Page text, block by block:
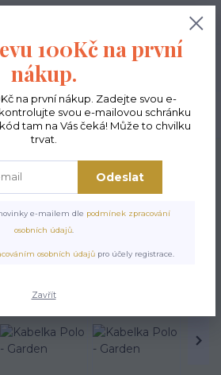
Hledat
0,00 Kč
Polo - Garden
100Kč na první
nákup.
na první nákup. Zadejte svou e-
svou e-mailovou schránku
tam na Vás čeká! Může to chvilku
trvat.
Odeslat
e-mailem dle podmínek zpracování
osobních údajů.
osobních údajů pro účely registrace.
Zavřít